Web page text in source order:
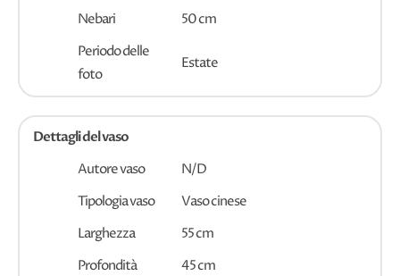
Nebari
50 cm
Periodo delle
foto
Estate
Dettagli del vaso
Autore vaso
N/D
Tipologia vaso
Vaso cinese
Larghezza
55 cm
Profondità
45 cm